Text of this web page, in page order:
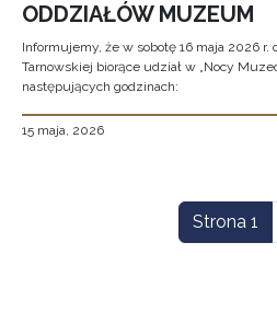
ODDZIAŁÓW MUZEUM
Informujemy, że w sobotę 16 maja 2026
Tarnowskiej biorące udział w „Nocy
następujących godzinach:
15 maja, 2026
Strona 1